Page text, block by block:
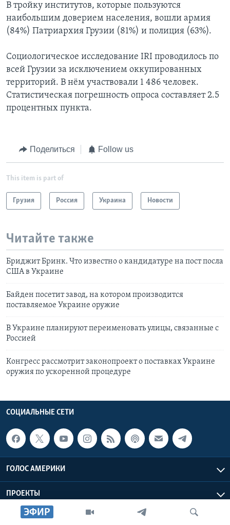
ЭФИР
В тройку институтов, которые пользуются
наибольшим доверием населения, вошли армия
(84%) Патриархия Грузии (81%) и полиция (63%).
Социологическое исследование IRI проводилось по
всей Грузии за исключением оккупированных
территорий. В нём участвовали 1 486 человек.
Статистическая погрешность опроса составляет 2.5
процентных пункта.
Поделиться Follow us
This item is part of
Грузия Россия Украина Новости
Читайте также
Бриджит Бринк. Что известно о кандидатуре на пост посла
США в Украине
Байден посетит завод, на котором производится
поставляемое Украине оружие
В Украине планируют переименовать улицы, связанные с
Россией
Конгресс рассмотрит законопроект о поставках Украине
оружия по ускоренной процедуре
СОЦИАЛЬНЫЕ СЕТИ
ГОЛОС АМЕРИКИ
ПРОЕКТЫ